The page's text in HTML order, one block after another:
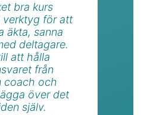
bra kurs
verktyg för att
äkta, sanna
deltagare.
att hålla
från
coach och
över det
själv.